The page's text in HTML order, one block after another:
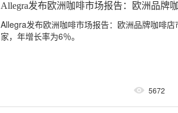
Allegra发布欧洲咖啡市场报告：欧洲品牌
Allegra发布欧洲咖啡市场报告：欧洲品牌咖啡
家，年增长率为6％。
5672